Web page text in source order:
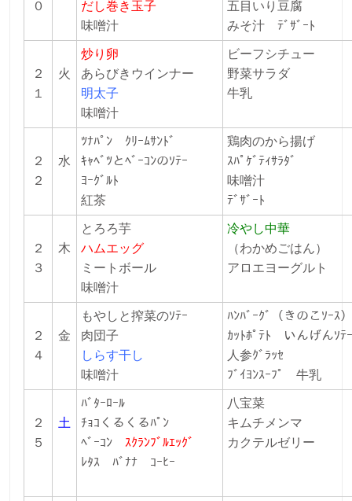
０
だし巻き玉子
味噌汁
五目いり豆腐
みそ汁 ﾃﾞｻﾞｰﾄ
２
１
火
炒り卵
あらびきウインナー
明太子
味噌汁
ビーフシチュー
野菜サラダ
牛乳
２
２
水
ﾂﾅﾊﾟﾝ ｸﾘｰﾑｻﾝﾄﾞ
ｷｬﾍﾞﾂとﾍﾞｰｺﾝのｿﾃｰ
ﾖｰｸﾞﾙﾄ
紅茶
鶏肉のから揚げ
ｽﾊﾟｹﾞﾃｨｻﾗﾀﾞ
味噌汁
ﾃﾞｻﾞｰﾄ
２
３
木
とろろ芋
ハムエッグ
ミートボール
味噌汁
冷やし中華
（わかめごはん）
アロエヨーグルト
２
４
金
もやしと搾菜のｿﾃｰ
肉団子
しらす干し
味噌汁
ﾊﾝﾊﾞｰｸﾞ（きのこｿｰｽ
ｶｯﾄﾎﾟﾃﾄ
いんげんｿﾃ
人参ｸﾞﾗｯｾ
ﾌﾞｲﾖﾝｽｰﾌﾟ 牛乳
２
５
土
ﾊﾞﾀｰﾛｰﾙ
ﾁｮｺくるくるﾊﾟﾝ
ﾍﾞｰｺﾝ ｽｸﾗﾝﾌﾞﾙｴｯｸﾞ
ﾚﾀｽ ﾊﾞﾅﾅ ｺｰﾋｰ
八宝菜
キムチメンマ
カクテルゼリー